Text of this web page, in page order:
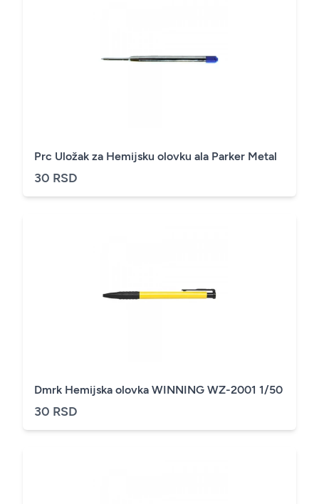
Prc Uložak za Hemijsku olovku ala Parker Metal
30 RSD
Dmrk Hemijska olovka WINNING WZ-2001 1/50
30 RSD